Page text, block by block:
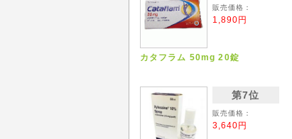
販売価格：
1,890円
カタフラム 50mg 20錠
第7位
販売価格：
3,640円